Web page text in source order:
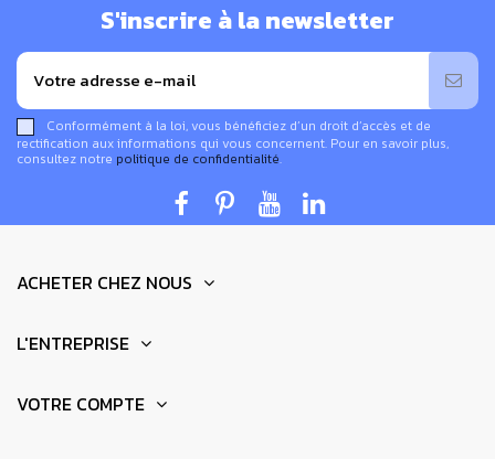
S'inscrire à la newsletter
Conformément à la loi, vous bénéficiez d’un droit d’accès et de
rectification aux informations qui vous concernent. Pour en savoir plus,
consultez notre politique de confidentialité.
ACHETER CHEZ NOUS
L'ENTREPRISE
VOTRE COMPTE